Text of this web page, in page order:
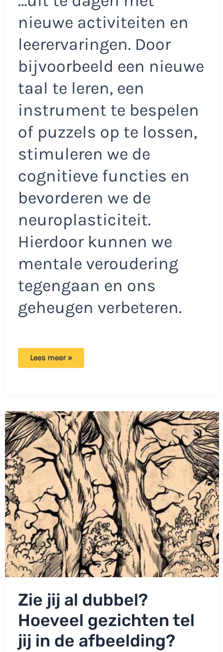
nieuwe activiteiten en
leerervaringen. Door
bijvoorbeeld een nieuwe
taal te leren, een
instrument te bespelen
of puzzels op te lossen,
stimuleren we de
cognitieve functies en
bevorderen we de
neuroplasticiteit.
Hierdoor kunnen we
mentale veroudering
tegengaan en ons
geheugen verbeteren.
Uitdaging
jij
te
ontdekken
in
de
plaatjes?
Lees meer »
Zie jij al dubbel?
Hoeveel gezichten tel
jij in de afbeelding?